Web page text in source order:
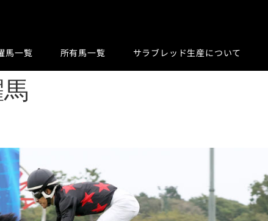
馬一覧 所有馬一覧 サラブレッド生産について